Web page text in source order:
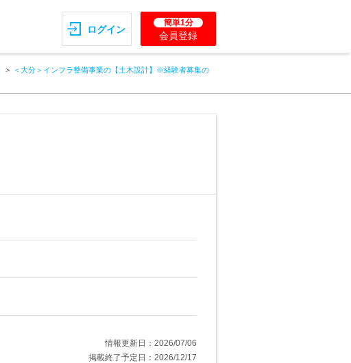
ログイン
簡単1分
会員登録
＜大分＞インフラ整備事業の【土木設計】※経験者募集の
情報更新日：2026/07/06
掲載終了予定日：2026/12/17